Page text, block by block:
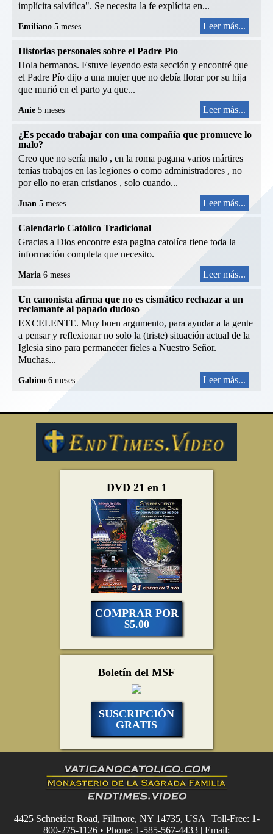
implícita salvífica". Se necesita la fe explícita en...
Emiliano 5 meses Leer más...
Historias personales sobre el Padre Pío
Hola hermanos. Estuve leyendo esta sección y encontré que
el Padre Pío dijo a una mujer que no debía llorar por su hija
que murió en el parto ya que...
Anie 5 meses Leer más...
¿Es pecado trabajar con una compañía que promueve lo
malo?
Creo que no sería malo , en la roma pagana varios mártires
tenías trabajos en las legiones o como administradores , no
por ello no eran cristianos , solo cuando...
Juan 5 meses Leer más...
Calendario Católico Tradicional
Gracias a Dios encontre esta pagina catolíca tiene toda la
información completa que necesito.
Maria 6 meses Leer más...
Un canonista afirma que no es cismático rechazar a un
reclamante al papado dudoso
EXCELENTE. Muy buen argumento, para ayudar a la gente
a pensar y reflexionar no solo la (triste) situación actual de la
Iglesia sino para permanecer fieles a Nuestro Señor.
Muchas...
Gabino 6 meses Leer más...
DVD 21 en 1
COMPRAR POR
$5.00
Boletín del MSF
SUSCRIPCIÓN
GRATIS
4425 Schneider Road, Fillmore, NY 14735, USA | Toll-Free: 1-
800-275-1126 • Phone: 1-585-567-4433 | Email: